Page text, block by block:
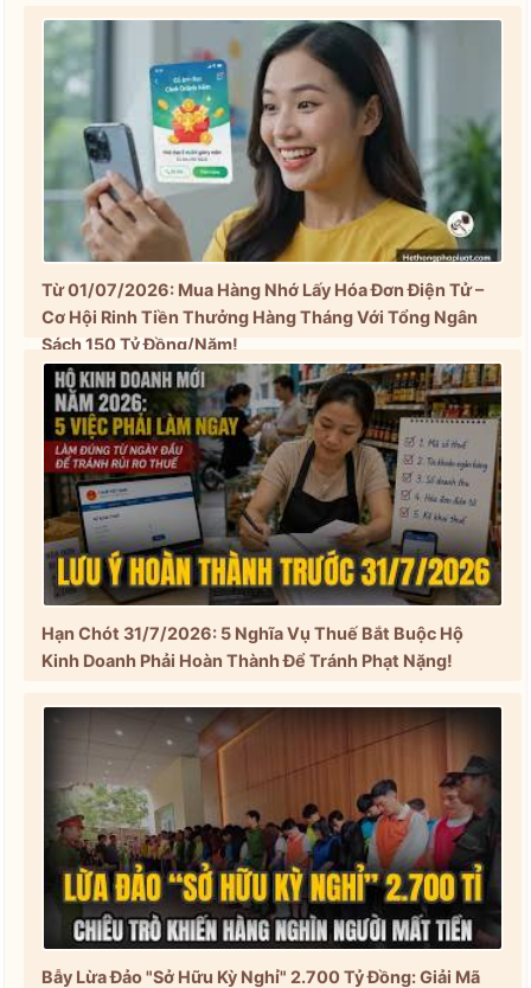
Từ 01/07/2026: Mua Hàng Nhớ Lấy Hóa Đơn Điện Tử –
Cơ Hội Rinh Tiền Thưởng Hàng Tháng Với Tổng Ngân
Sách 150 Tỷ Đồng/Năm!
Hạn Chót 31/7/2026: 5 Nghĩa Vụ Thuế Bắt Buộc Hộ
Kinh Doanh Phải Hoàn Thành Để Tránh Phạt Nặng!
Bẫy Lừa Đảo "Sở Hữu Kỳ Nghỉ" 2.700 Tỷ Đồng: Giải Mã